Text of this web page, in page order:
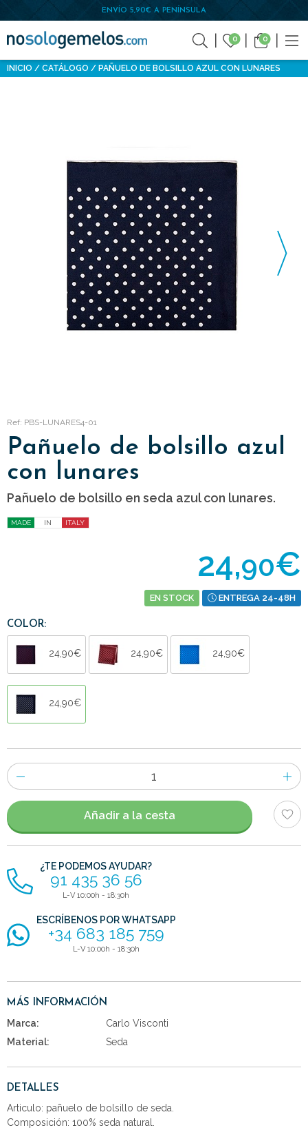
ENVÍO 5,90€ A PENÍNSULA
0 0
INICIO CATÁLOGO PAÑUELO DE BOLSILLO AZUL CON LUNARES
Ref: PBS-LUNARES4-01
Pañuelo de bolsillo azul
con lunares
Pañuelo de bolsillo en seda azul con lunares.
MADE IN ITALY
24,90€
EN STOCK ENTREGA 24-48H
COLOR:
24,90€ 24,90€ 24,90€
24,90€
Número
de
artículos
Añadir a la cesta
¿TE PODEMOS AYUDAR?
91 435 36 56
L-V 10:00h - 18:30h
ESCRÍBENOS POR WHATSAPP
+34 683 185 759
L-V 10:00h - 18:30h
MÁS INFORMACIÓN
Marca:
Carlo Visconti
Material:
Seda
DETALLES
Articulo: pañuelo de bolsillo de seda.
Composición: 100% seda natural.